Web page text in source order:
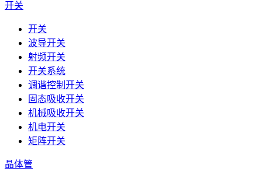
开关
开关
波导开关
射频开关
开关系统
调谐控制开关
固态吸收开关
机械吸收开关
机电开关
矩阵开关
晶体管